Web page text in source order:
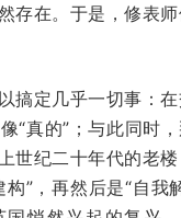
在。于是，修表
搞定几乎一切事：
真的”；与此同时
世纪二十年代的老
”，再然后是“自